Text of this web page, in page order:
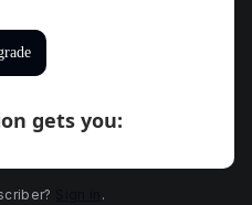
gets you:
.